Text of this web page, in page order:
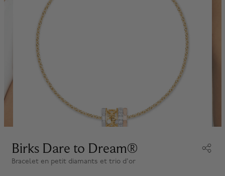
Birks Dare to Dream®
Bracelet en petit diamants et trio d'or